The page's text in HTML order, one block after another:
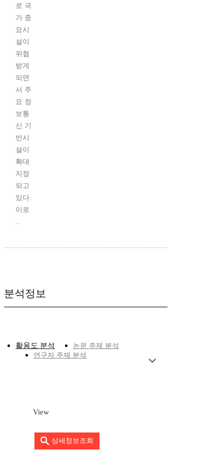
로 국
가 중
요시
설이
위협
받게
되면
서 주
요 정
보통
신 기
반시
설이
확대
지정
되고
있다.
이로
...
분석정보
활용도 분석
논문 주제 분석
연구자 주제 분석
View
상세정보조회